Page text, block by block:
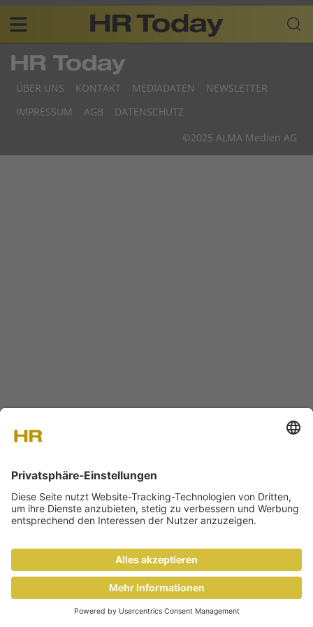
Skip
content
Plattform
für
Human
Resources
Main
navigation
DE
ÜBER UNS KONTAKT MEDIADATEN
NEWSLETTER
IMPRESSUM
AGB
DATENSCHUTZ
©2025 ALMA Medien AG